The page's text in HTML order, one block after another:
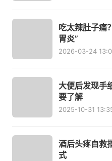
吃太辣肚子痛
胃炎”
2026-03-24
大便后发现手
要了解
2025-10-31
酒后头疼自救
式